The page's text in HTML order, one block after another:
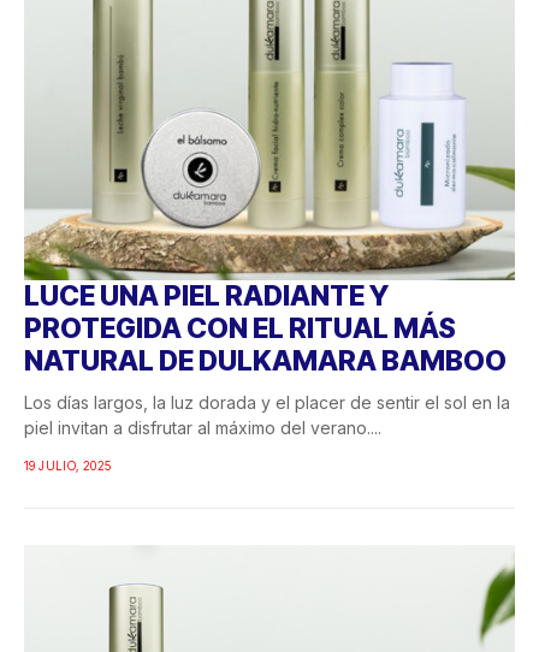
LUCE UNA PIEL RADIANTE Y
PROTEGIDA CON EL RITUAL MÁS
NATURAL DE DULKAMARA BAMBOO
Los días largos, la luz dorada y el placer de sentir el sol en la
piel invitan a disfrutar al máximo del verano....
19 JULIO, 2025